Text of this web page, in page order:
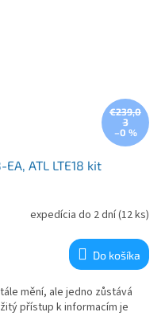
€239,0
3
–0 %
ATL LTE18 kit
expedícia do 2 dní(12 ks)
Do košíka
mění, ale jedno zůstává
přístup k informacím je